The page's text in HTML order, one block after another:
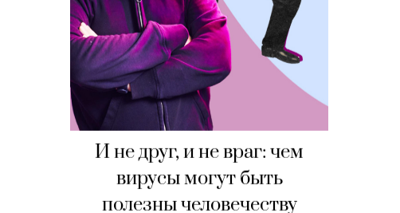
И не друг, и не враг: чем
вирусы могут быть
полезны человечеству